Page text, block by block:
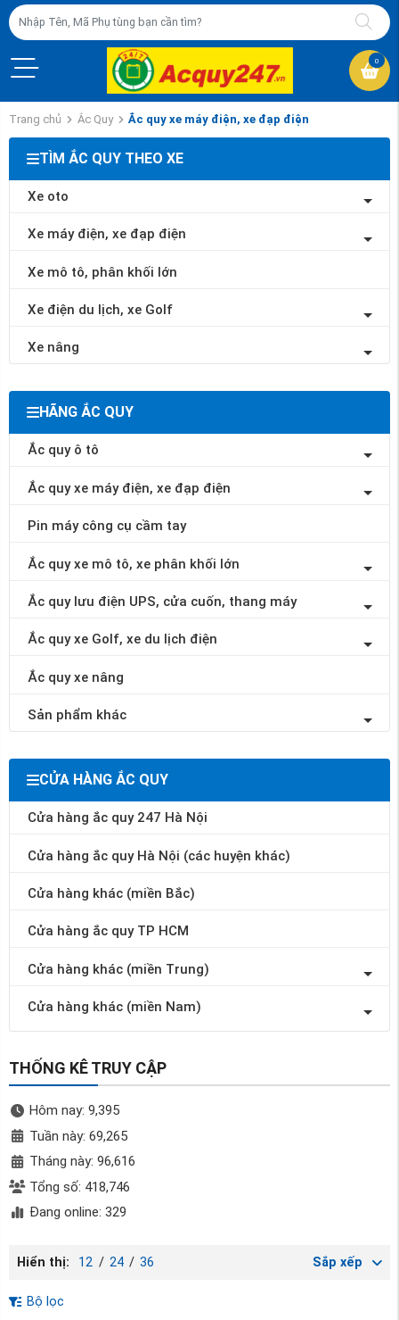
0
Trang chủ Ắc Quy Ắc quy xe máy điện, xe đạp điện
TÌM ẮC QUY THEO XE
Xe oto
Xe máy điện, xe đạp điện
Xe mô tô, phân khối lớn
Xe điện du lịch, xe Golf
Xe nâng
HÃNG ẮC QUY
Ắc quy ô tô
Ắc quy xe máy điện, xe đạp điện
Pin máy công cụ cầm tay
Ắc quy xe mô tô, xe phân khối lớn
Ắc quy lưu điện UPS, cửa cuốn, thang máy
Ắc quy xe Golf, xe du lịch điện
Ắc quy xe nâng
Sản phẩm khác
CỬA HÀNG ẮC QUY
Cửa hàng ắc quy 247 Hà Nội
Cửa hàng ắc quy Hà Nội (các huyện khác)
Cửa hàng khác (miền Bắc)
Cửa hàng ắc quy TP HCM
Cửa hàng khác (miền Trung)
Cửa hàng khác (miền Nam)
THỐNG KÊ TRUY CẬP
Hôm nay: 9,395
Tuần này: 69,265
Tháng này: 96,616
Tổng số: 418,746
Đang online: 329
Hiển thị: 12 / 24 / 36 Sắp xếp
Bộ lọc